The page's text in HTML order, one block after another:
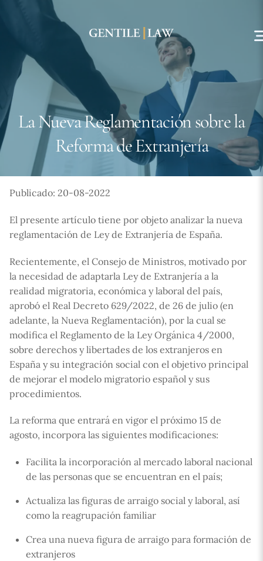
La Nueva Reglamentación sobre la
Reforma de Extranjería
Publicado: 20-08-2022
El presente artículo tiene por objeto analizar la nueva
reglamentación de Ley de Extranjería de España.
Recientemente, el Consejo de Ministros, motivado por
la necesidad de adaptarla Ley de Extranjería a la
realidad migratoria, económica y laboral del país,
aprobó el Real Decreto 629/2022, de 26 de julio (en
adelante, la Nueva Reglamentación), por la cual se
modifica el Reglamento de la Ley Orgánica 4/2000,
sobre derechos y libertades de los extranjeros en
España y su integración social con el objetivo principal
de mejorar el modelo migratorio español y sus
procedimientos.
La reforma que entrará en vigor el próximo 15 de
agosto, incorpora las siguientes modificaciones:
Facilita la incorporación al mercado laboral nacional
de las personas que se encuentran en el país;
Actualiza las figuras de arraigo social y laboral, así
como la reagrupación familiar
Crea una nueva figura de arraigo para formación de
extranjeros